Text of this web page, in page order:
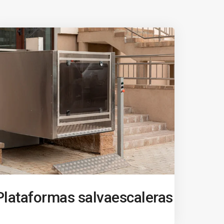
salvaescaleras